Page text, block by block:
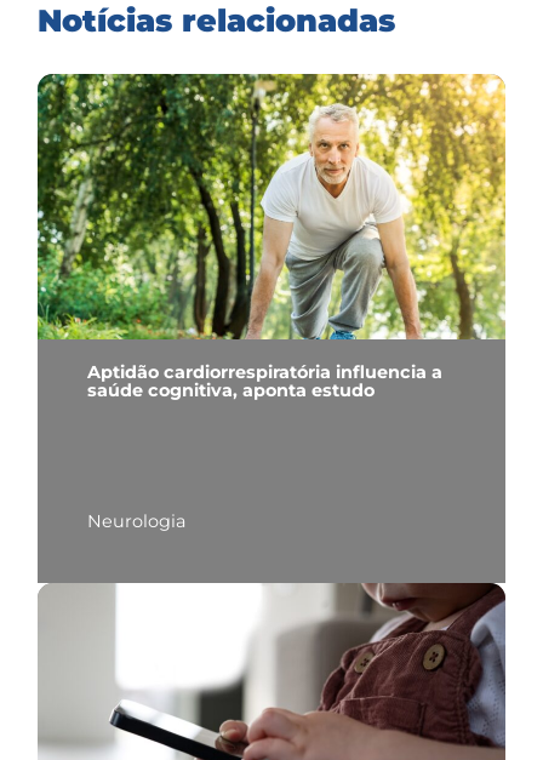
Notícias relacionadas
Aptidão cardiorrespiratória influencia a
saúde cognitiva, aponta estudo
Neurologia